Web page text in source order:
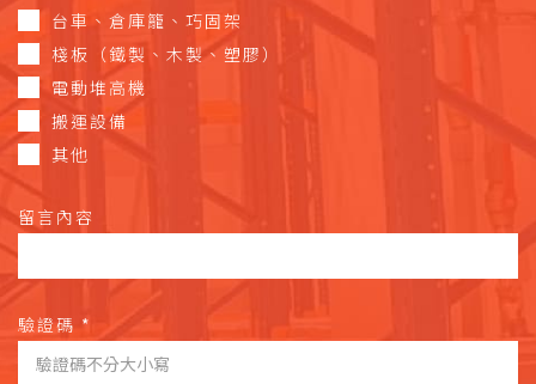
台車、倉庫籠、巧固架
棧板（鐵製、木製、塑膠）
電動堆高機
搬運設備
其他
留言內容
驗證碼 *